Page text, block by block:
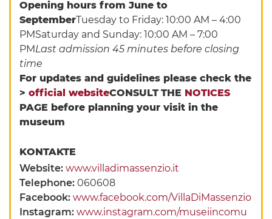
Opening hours from June to
SeptemberTuesday to Friday: 10:00 AM – 4:00
PMSaturday and Sunday: 10:00 AM – 7:00
PMLast admission 45 minutes before closing
time
For updates and guidelines please check the
>official websiteCONSULT THE NOTICES
PAGE before planning your visit in the
museum
KONTAKTE
Website:www.villadimassenzio.it
Telephone:060608
Facebook:www.facebook.com/VillaDiMassenzio
Instagram:www.instagram.com/museiincomu